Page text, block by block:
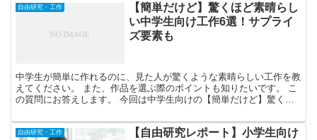
自由研究・工作
【簡単だけど】驚くほど素晴らし
い中学生向け工作6選！サプライ
ズ要素も
中学生が簡単に作れるのに、見た人が驚くような素晴らしい工作を教
えてください。 また、作品を選ぶ際のポイントも知りたいです。 こ
の質問にお答えします。 今回は中学生向けの【簡単だけど】驚くほ
自由研究・工作
【自由研究レポート】小学生向け